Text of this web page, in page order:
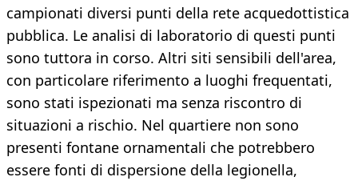
campionati diversi punti della rete acquedottistica
pubblica. Le analisi di laboratorio di questi punti
sono tuttora in corso. Altri siti sensibili dell'area,
con particolare riferimento a luoghi frequentati,
sono stati ispezionati ma senza riscontro di
situazioni a rischio. Nel quartiere non sono
presenti fontane ornamentali che potrebbero
essere fonti di dispersione della legionella,